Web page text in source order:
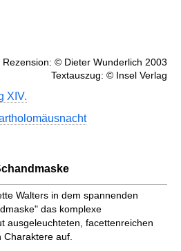
© Dieter Wunderlich 2003
Textauszug: © Insel Verlag
XIV.
Walters in dem spannenden
das komplexe
ausgeleuchteten, facettenreichen
Charaktere auf.